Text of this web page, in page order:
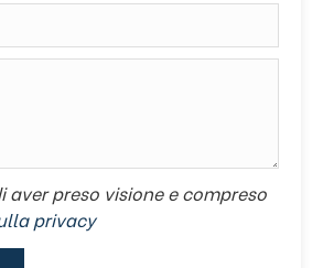
aver preso visione e compreso
privacy